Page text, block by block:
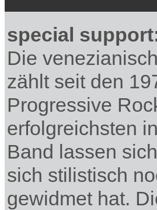
special
Die
zählt seit den
Progressive
erfolgreichsten
Band lassen
sich stilistisch
gewidmet hat.